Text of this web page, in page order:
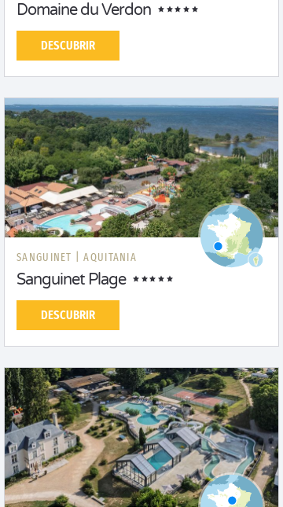
Domaine du Verdon
DESCUBRIR
SANGUINET | AQUITANIA
Sanguinet Plage
DESCUBRIR